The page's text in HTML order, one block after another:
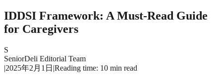
IDDSI Framework: A Must-Read Guide
for Caregivers
S
SeniorDeli Editorial Team
|2025年2月1日 |Reading time: 10 min read